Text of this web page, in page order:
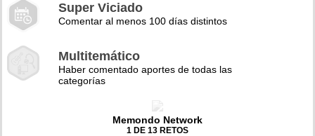
Super Viciado
Comentar al menos 100 días distintos
Multitemático
Haber comentado aportes de todas las
categorías
Memondo Network
1 DE 13 RETOS